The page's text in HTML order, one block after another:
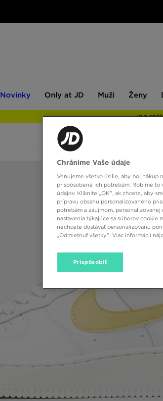
Novinky
JD
Only at JD Muži Ženy
10 %
Chránime Vaše údaje
Venujeme všetko úsilie, aby bol nákup
prispôsobené ich potrebám. Robíme
údajov. Kliknite „OK”, ak chcete, aby
prípravu obsahu personalizovaného
potrebám a záujmom,
nastavenia týkajúce sa súborov cookie
nechcete dostávať personalizovanú
„Odmietnuť všetky”. Viac informácií
Prispôsobiť